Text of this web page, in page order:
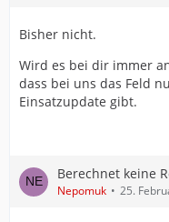
Bisher nicht.
Wird es bei dir immer
dass bei uns das Feld
Einsatzupdate gibt.
Berechnet keine
Nepomuk 25.